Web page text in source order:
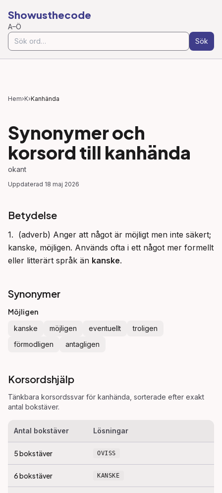
Showusthecode
A–Ö
Sök
Hem›K›Kanhända
Synonymer och
korsord till kanhända
okant
Uppdaterad 18 maj 2026
Betydelse
1.  (adverb) Anger att något är möjligt men inte säkert;
kanske, möjligen. Används ofta i ett något mer formellt
eller litterärt språk än kanske.
Synonymer
Möjligen
kanske möjligen eventuellt
troligen
förmodligen
antagligen
Korsordshjälp
Tänkbara korsordssvar för kanhända , sorterade efter exakt
antal bokstäver.
Antal bokstäver Lösningar
5bokstäver OVISS
6bokstäver KANSKE